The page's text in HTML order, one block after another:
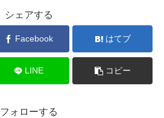
シェアする
Facebook はてブ
LINE コピー
フォローする